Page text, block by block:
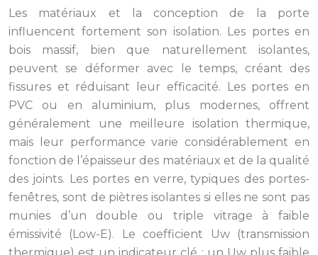
Les matériaux et la conception de la porte
influencent fortement son isolation. Les portes en
bois massif, bien que naturellement isolantes,
peuvent se déformer avec le temps, créant des
fissures et réduisant leur efficacité. Les portes en
PVC ou en aluminium, plus modernes, offrent
généralement une meilleure isolation thermique,
mais leur performance varie considérablement en
fonction de l’épaisseur des matériaux et de la qualité
des joints. Les portes en verre, typiques des portes-
fenêtres, sont de piètres isolantes si elles ne sont pas
munies d’un double ou triple vitrage à faible
émissivité (Low-E). Le coefficient Uw (transmission